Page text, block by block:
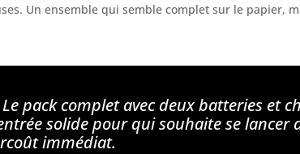
Un ensemble qui semble complet sur le papier,
Le pack complet avec deux batteries et
solide pour qui souhaite se lancer
immédiat.